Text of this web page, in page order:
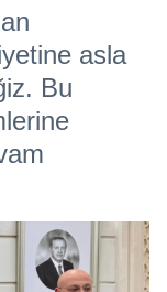
asla
Bu